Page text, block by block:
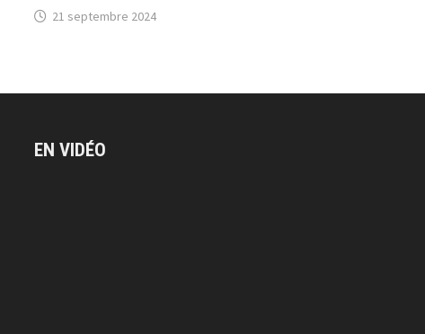
21 septembre 2024
EN VIDÉO